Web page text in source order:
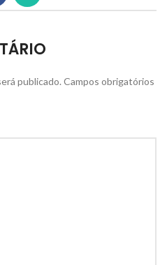
publicado. Campos obrigatórios